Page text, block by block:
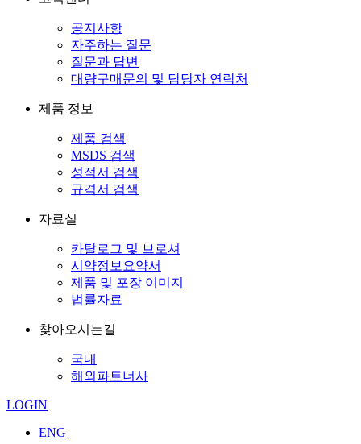
공지사항
자주하는 질문
질문과 답변
대량구매문의 및 담당자 연락처
제품 정보
제품 검색
MSDS 검색
성적서 검색
규격서 검색
자료실
카탈로그 및 브로셔
시약정보요약서
제품 및 포장 이미지
법률자료
찾아오시는길
국내
해외파트너사
LOGIN
ENG